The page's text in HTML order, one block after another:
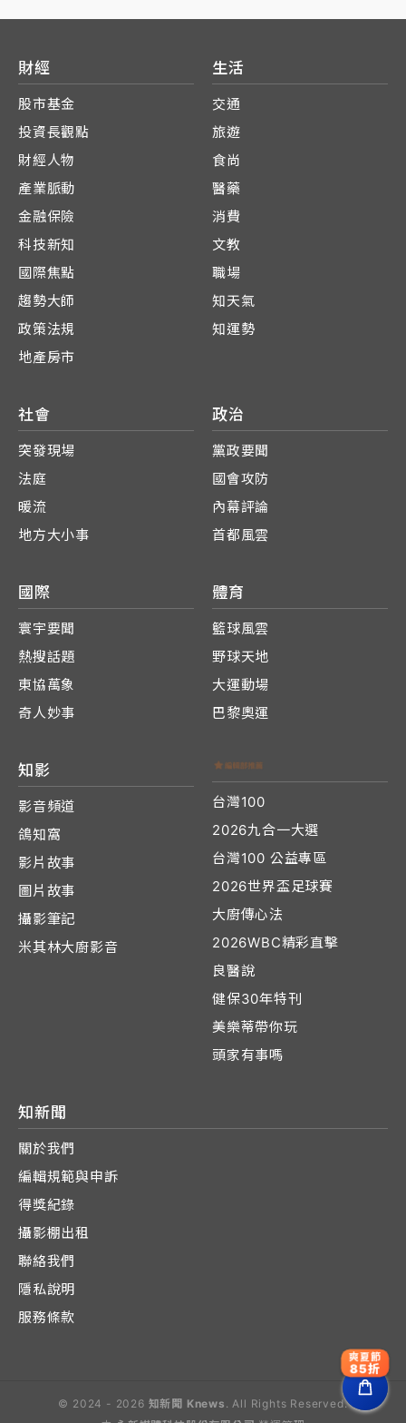
財經
股市基金
投資長觀點
財經人物
產業脈動
金融保險
科技新知
國際焦點
趨勢大師
政策法規
地產房市
生活
交通
旅遊
食尚
醫藥
消費
文教
職場
知天氣
知運勢
社會
突發現場
法庭
暖流
地方大小事
政治
黨政要聞
國會攻防
內幕評論
首都風雲
國際
寰宇要聞
熱搜話題
東協萬象
奇人妙事
體育
籃球風雲
野球天地
大運動場
巴黎奧運
知影
影音頻道
鴿知窩
影片故事
圖片故事
攝影筆記
米其林大廚影音
台灣100
2026九合一大選
台灣100 公益專區
2026世界盃足球賽
大廚傳心法
2026WBC精彩直擊
良醫說
健保30年特刊
美樂蒂帶你玩
頭家有事嗎
知新聞
關於我們
編輯規範與申訴
得獎紀錄
攝影棚出租
聯絡我們
隱私說明
服務條款
© 2024 - 2026 知新聞 Knews . All Rights Reserved.
爽夏節
85折